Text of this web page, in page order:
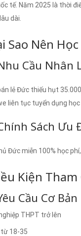
tế. Năm 2025 là thời
dài.
Sao Nên
Cầu Nhân
lẻ Đức thiếu hụt
liên tục tuyển dụng học
Sách Ưu
Đức miễn 100% học
Kiện
Cầu Cơ Bản
THPT trở lên
18-35